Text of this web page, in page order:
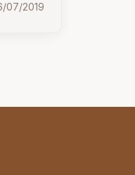
07/2019